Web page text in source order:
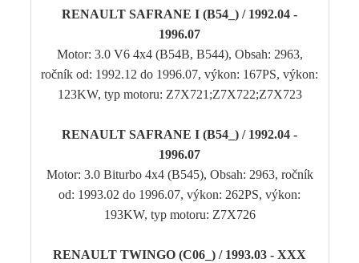
RENAULT SAFRANE I (B54_) / 1992.04 -
1996.07
Motor: 3.0 V6 4x4 (B54B, B544), Obsah: 2963,
ročník od: 1992.12 do 1996.07, výkon: 167PS, výkon:
123KW, typ motoru: Z7X721;Z7X722;Z7X723
RENAULT SAFRANE I (B54_) / 1992.04 -
1996.07
Motor: 3.0 Biturbo 4x4 (B545), Obsah: 2963, ročník
od: 1993.02 do 1996.07, výkon: 262PS, výkon:
193KW, typ motoru: Z7X726
RENAULT TWINGO (C06_) / 1993.03 - XXX